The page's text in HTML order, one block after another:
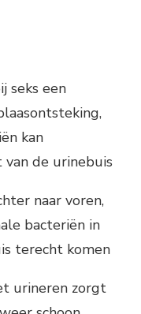
seks een
kan
de urinebuis
naar voren,
bacteriën in
terecht komen
urineren zorgt